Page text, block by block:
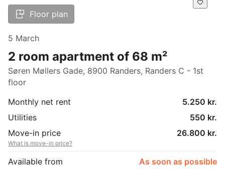
Floor plan
5 March
2 room apartment of 68 m²
Søren Møllers Gade, 8900 Randers, Randers C - 1st
floor
Monthly net rent
5.250 kr.
Utilities
550 kr.
Move-in price
26.800 kr.
What is move-in price?
Available from
As soon as possible